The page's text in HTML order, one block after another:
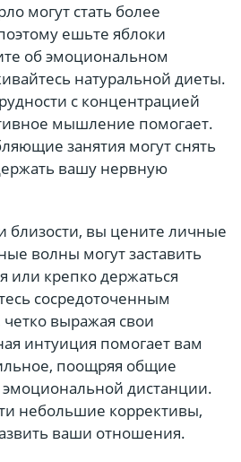
могут стать более
ешьте яблоки
об эмоциональном
натуральной диеты.
с концентрацией
мышление помогает.
занятия могут снять
вашу нервную
близости, вы цените личные
волны могут заставить
или крепко держаться
сосредоточенным
выражая свои
интуиция помогает вам
поощряя общие
эмоциональной дистанции.
небольшие коррективы,
ваши отношения.